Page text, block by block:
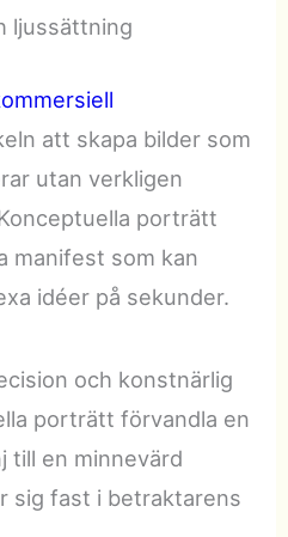
ljussättning
att skapa bilder som
utan verkligen
porträtt
manifest som kan
idéer på sekunder.
och konstnärlig
porträtt förvandla en
till en minnevärd
sig fast i betraktarens